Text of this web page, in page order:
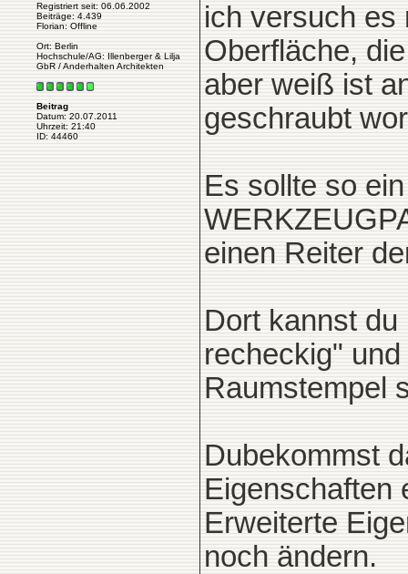
Registriert seit: 06.06.2002
Beiträge: 4.439
Florian: Offline
Ort: Berlin
Hochschule/AG: Illenberger & Lilja
GbR / Anderhalten Architekten
Beitrag
Datum: 20.07.2011
Uhrzeit: 21:40
ID: 44460
ich versuch es
Oberfläche,
aber weiß ist
geschraubt
Es sollte so
einen Reiter
Dort kannst
recheckig"
Raumstempel
Dubekommst
Eigenschaften
Erweiterte
noch ändern.